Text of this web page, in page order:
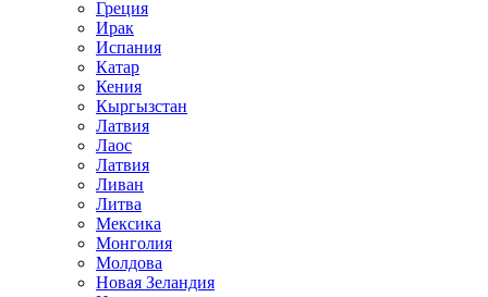
Греция
Ирак
Испания
Катар
Кения
Кыргызстан
Латвия
Лаос
Латвия
Ливан
Литва
Мексика
Монголия
Молдова
Новая Зеландия